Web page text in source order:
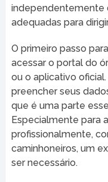
independentemente
adequadas para
O primeiro passo
acessar o portal do
ou o aplicativo
preencher seus
que é uma parte
Especialmente para
profissionalmente,
caminhoneiros, um
ser necessário.